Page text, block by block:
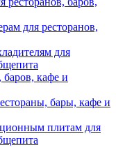
для ресторанов,
для
баров, кафе и
бары, кафе и
плитам для